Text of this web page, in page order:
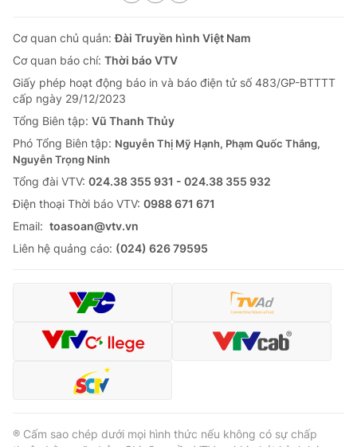
Cơ quan chủ quản:Đài Truyền hình Việt Nam
Cơ quan báo chí: Thời báo VTV
Giấy phép hoạt động báo in và báo điện tử số 483/GP-BTTTT
cấp ngày 29/12/2023
Tổng Biên tập: Vũ Thanh Thủy
Phó Tổng Biên tập: Nguyễn Thị Mỹ Hạnh, Phạm Quốc Thắng,
Nguyễn Trọng Ninh
Tổng đài VTV: 024.38 355 931 - 024.38 355 932
Ðiện thoại Thời báo VTV: 0988 671 671
Email: toasoan@vtv.vn
Liên hệ quảng cáo: (024) 626 79595
® Cấm sao chép dưới mọi hình thức nếu không có sự chấp